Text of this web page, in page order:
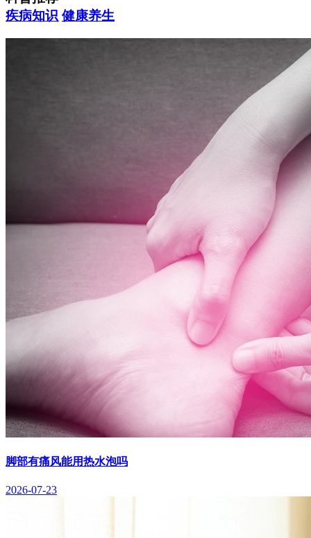
疾病知识 健康养生
脚部有痛风能用热水泡吗
2026-07-23